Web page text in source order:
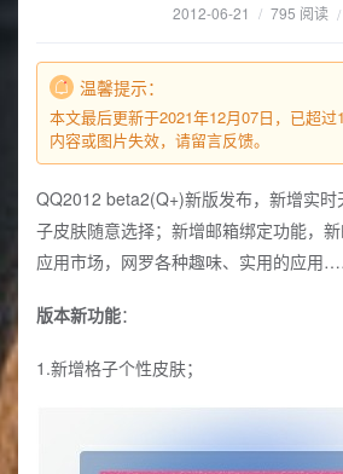
2012-06-21 / 795 阅读 /
温馨提示：
本文最后更新于2021年12月07日，已超
内容或图片失效，请留言反馈。
QQ2012 beta2(Q+)新版发布，新增实
子皮肤随意选择；新增邮箱绑定功能，
应用市场，网罗各种趣味、实用的应用
版本新功能：
1.新增格子个性皮肤；